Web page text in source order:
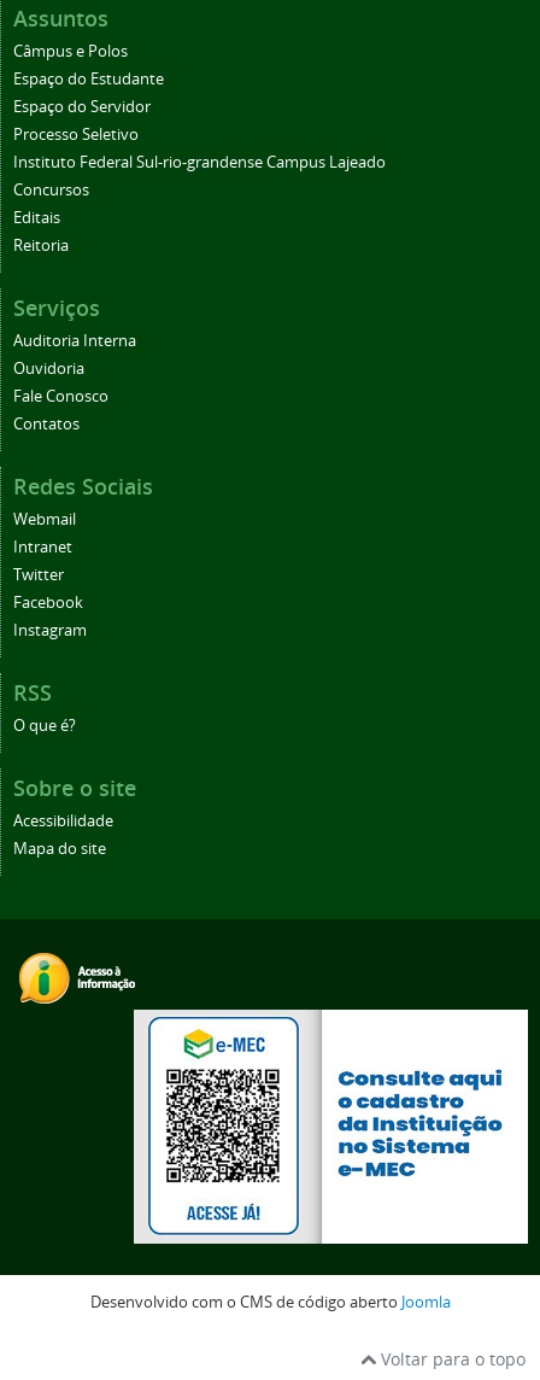
Assuntos
Câmpus e Polos
Espaço do Estudante
Espaço do Servidor
Processo Seletivo
Instituto Federal Sul-rio-grandense Campus Lajeado
Concursos
Editais
Reitoria
Serviços
Auditoria Interna
Ouvidoria
Fale Conosco
Contatos
Redes Sociais
Webmail
Intranet
Twitter
Facebook
Instagram
RSS
O que é?
Sobre o site
Acessibilidade
Mapa do site
Desenvolvido com o CMS de código aberto Joomla
Voltar para o topo